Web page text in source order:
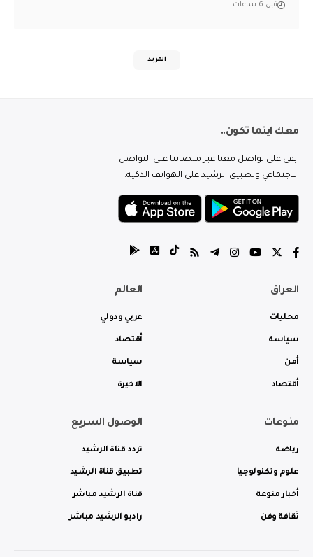
قبل 6 ساعات
المزيد
معك اينما تكون..
ابقى على تواصل معنا عبر منصاتنا على التواصل
الاجتماعي وتطبيق الرشيد على الهواتف الذكية.
العراق
محليات
سياسة
أمن
أقتصاد
العالم
عربي ودولي
أقتصاد
سياسة
الاخيرة
منوعات
رياضة
علوم وتكنولوجيا
أخبار منوعة
ثقافة وفن
الوصول السريع
تردد قناة الرشيد
تطبيق قناة الرشيد
قناة الرشيد مباشر
راديو الرشيد مباشر